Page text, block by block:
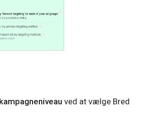
kampagneniveau ved at vælge Bred